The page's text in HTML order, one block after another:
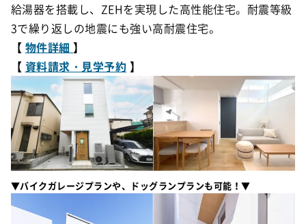
給湯器を搭載し、ZEHを実現した高性能住宅。耐震等級
3で繰り返しの地震にも強い高耐震住宅。
【 物件詳細】
【 資料請求・見学予約 】
▼バイクガレージプランや、ドッグランプランも可能！▼